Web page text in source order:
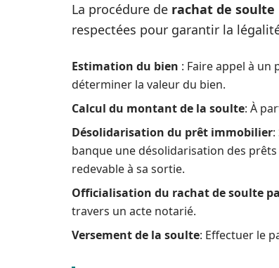
La procédure de rachat de soulte
respectées pour garantir la
Estimation du bien : Faire appel à
déterminer la valeur du bien.
Calcul du montant de la soulte: À
Désolidarisation du prêt immobilier
banque une désolidarisation des
redevable à sa sortie.
Officialisation du rachat de soulte
travers un acte notarié.
Versement de la soulte: Effectuer le